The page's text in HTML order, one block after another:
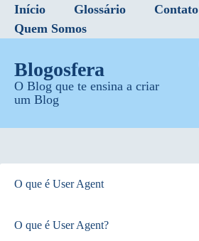
Início Glossário
Contato
Quem Somos
Blogosfera
O Blog que te ensina a criar
um Blog
O que é User Agent
O que é User Agent?